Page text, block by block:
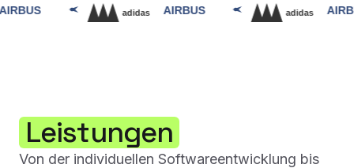
Leistungen
Von der individuellen Softwareentwicklung bis